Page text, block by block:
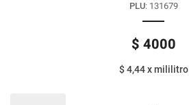
PLU: 131679
$ 4000
$ 4,44xmililitro